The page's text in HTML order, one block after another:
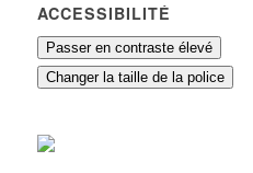
ACCESSIBILITÉ
Passer en contraste élevé
Changer la taille de la police